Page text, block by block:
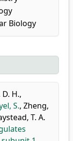
Biology
H.,
S., Zheng,
T. A.